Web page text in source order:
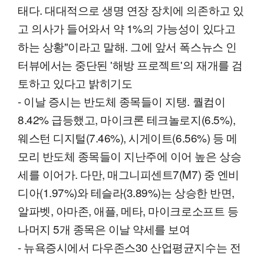
태다. 대대적으로 생명 연장 장치에 의존하고 있
고 의사가 들어와서 약 1%의 가능성이 있다고
하는 상황"이라고 말해. 그에 앞서 폭스뉴스 인
터뷰에서는 중단된 '해방 프로젝트'의 재개를 검
토하고 있다고 밝히기도
- 이날 증시는 반도체 종목들이 지탱. 퀄컴이
8.42% 급등했고, 마이크론 테크놀로지(6.5%),
웨스턴 디지털(7.46%), 시게이트(6.56%) 등 메
모리 반도체 종목들이 지난주에 이어 높은 상승
세를 이어가. 다만, 매그니피센트7(M7) 중 엔비
디아(1.97%)와 테슬라(3.89%)는 상승한 반면,
알파벳, 아마존, 애플, 메타, 마이크로소프트 등
나머지 5개 종목은 이날 약세를 보여
- 뉴욕증시에서 다우존스30 산업평균지수는 전